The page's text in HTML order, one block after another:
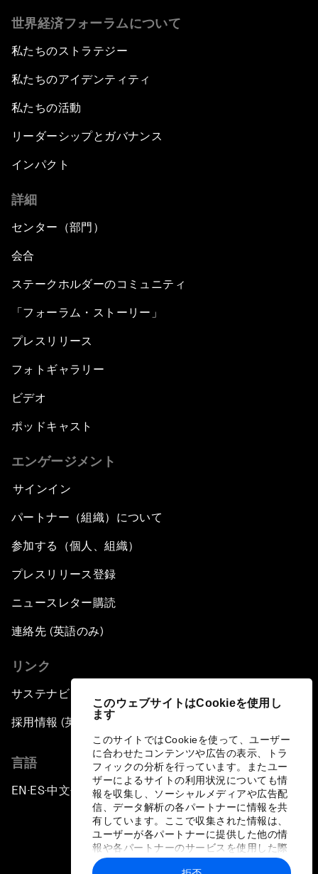
このウェブサイトはCookieを使用し
ます
このサイトではCookieを使って、ユーザー
に合わせたコンテンツや広告の表示、トラ
フィックの分析を行っています。またユー
ザーによるサイトの利用状況についても情
報を収集し、ソーシャルメディアや広告配
信、データ解析の各パートナーに情報を共
有しています。ここで収集された情報は、
ユーザーが各パートナーに提供した他の情
報や各パートナーのサービスを使用した際
に収集された情報と組み合わされ、各パー
世界経済フォーラムについて
私たちのストラテジー
私たちのアイデンティティ
私たちの活動
リーダーシップとガバナンス
インパクト
詳細
センター（部門）
会合
ステークホルダーのコミュニティ
「フォーラム・ストーリー」
プレスリリース
フォトギャラリー
ビデオ
ポッドキャスト
エンゲージメント
サインイン
パートナー（組織）について
参加する（個人、組織）
プレスリリース登録
ニュースレター購読
連絡先 (英語のみ)
リンク
サステナビリティへの取り組み
採用情報 (英語のみ)
言語
EN ▪ES▪中文▪ 日本語